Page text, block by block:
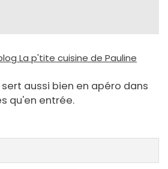
La p'tite cuisine de Pauline
aussi bien en apéro dans
qu'en entrée.